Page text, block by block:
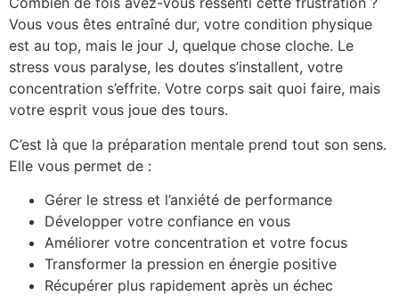
Vous vous êtes entraîné dur, votre condition physique
est au top, mais le jour J, quelque chose cloche. Le
stress vous paralyse, les doutes s’installent, votre
concentration s’effrite. Votre corps sait quoi faire, mais
votre esprit vous joue des tours.
C’est là que la préparation mentale prend tout son sens.
Elle vous permet de :
Gérer le stress et l’anxiété de performance
Développer votre confiance en vous
Améliorer votre concentration et votre focus
Transformer la pression en énergie positive
Récupérer plus rapidement après un échec